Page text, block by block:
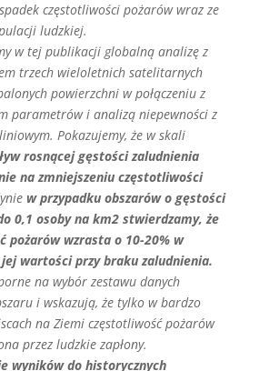
częstotliwości pożarów wraz ze
ludzkiej.
w tej publikacji globalną analizę z
trzech wieloletnich satelitarnych
powierzchni w połączeniu z
parametrów i analizą niepewności z
Pokazujemy, że w skali
rosnącej gęstości zaludnienia
na zmniejszeniu częstotliwości
w przypadku obszarów o gęstości
0,1 osoby na km2 stwierdzamy, że
pożarów wzrasta o 10-20% w
wartości przy braku zaludnienia.
na wybór zestawu danych
i wskazują, że tylko w bardzo
na Ziemi częstotliwość pożarów
przez ludzkie zapłony.
wyników do historycznych